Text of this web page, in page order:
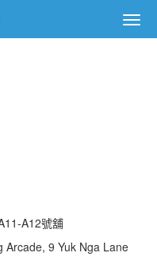
A12號舖
Arcade, 9 Yuk Nga Lane